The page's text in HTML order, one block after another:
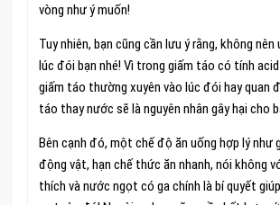
vòng như ý muốn!
Tuy nhiên, bạn cũng cần lưu ý rằng, không
lúc đói bạn nhé! Vì trong giấm táo có tính
giấm táo thường xuyên vào lúc đói hay quan
táo thay nước sẽ là nguyên nhân gây hại cho
Bên cạnh đó, một chế độ ăn uống hợp lý như
động vật, hạn chế thức ăn nhanh, nói không
thích và nước ngọt có ga chính là bí quyết